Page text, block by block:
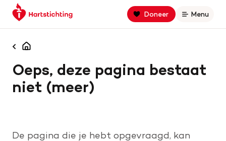
Spring
naar
Spring
naar
navigatie
Keer
terug
de
Doneer
Open
Menu
Zoek binnen hartstichting.nl
Zoeken
Home
Homepagina
Oeps, deze pagina bestaat
niet (meer)
De pagina die je hebt opgevraagd, kan